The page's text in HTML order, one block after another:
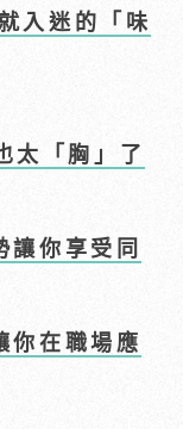
入迷的「味
太「胸」了
讓你享受同
你在職場應